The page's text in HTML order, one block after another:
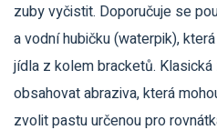
zuby vyčistit. Doporučuje se
a vodní hubičku (waterpik),
jídla z kolem bracketů.
obsahovat abraziva, která
zvolit pastu určenou pro